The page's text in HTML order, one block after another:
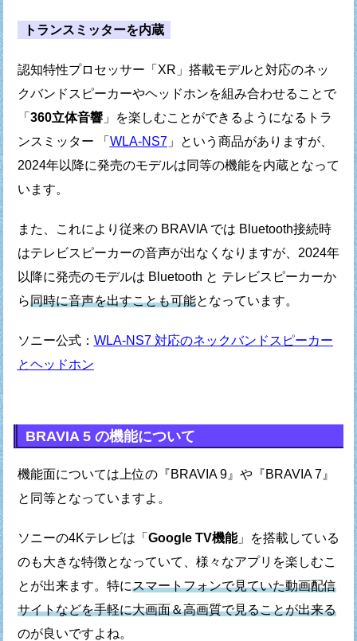
トランスミッターを内蔵
認知特性プロセッサー「XR」搭載モデルと対応のネッ
クバンドスピーカーやヘッドホンを組み合わせることで
「 360立体音響」を楽しむことができるようになる トラ
ンスミッター 「 WLA-NS7」という商品がありますが、
2024年以降に発売のモデルは同等の機能を内蔵となって
います。
また、これにより従来の BRAVIA では Bluetooth接続時
はテレビスピーカーの音声が出なくなりますが、 2024年
以降に発売のモデルは Bluetooth と テレビスピーカーか
ら同時に音声を出すことも可能となっています。
ソニー公式： WLA-NS7 対応のネックバンドスピーカー
とヘッドホン
BRAVIA 5 の機能について
機能面については上位の『BRAVIA 9』や『BRAVIA 7』
と同等となっていますよ。
ソニーの4Kテレビは「 Google TV機能」を搭載している
のも大きな特徴となっていて、様々なアプリを楽しむこ
とが出来ます。 特にスマートフォンで見ていた動画配信
サイトなどを手軽に大画面＆高画質で見ることが出来る
のが良いですよね。